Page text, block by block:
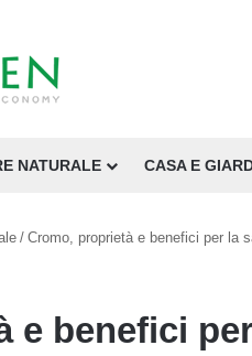
NATURALE CASA E
/ Cromo, proprietà e benefici per la
e benefici